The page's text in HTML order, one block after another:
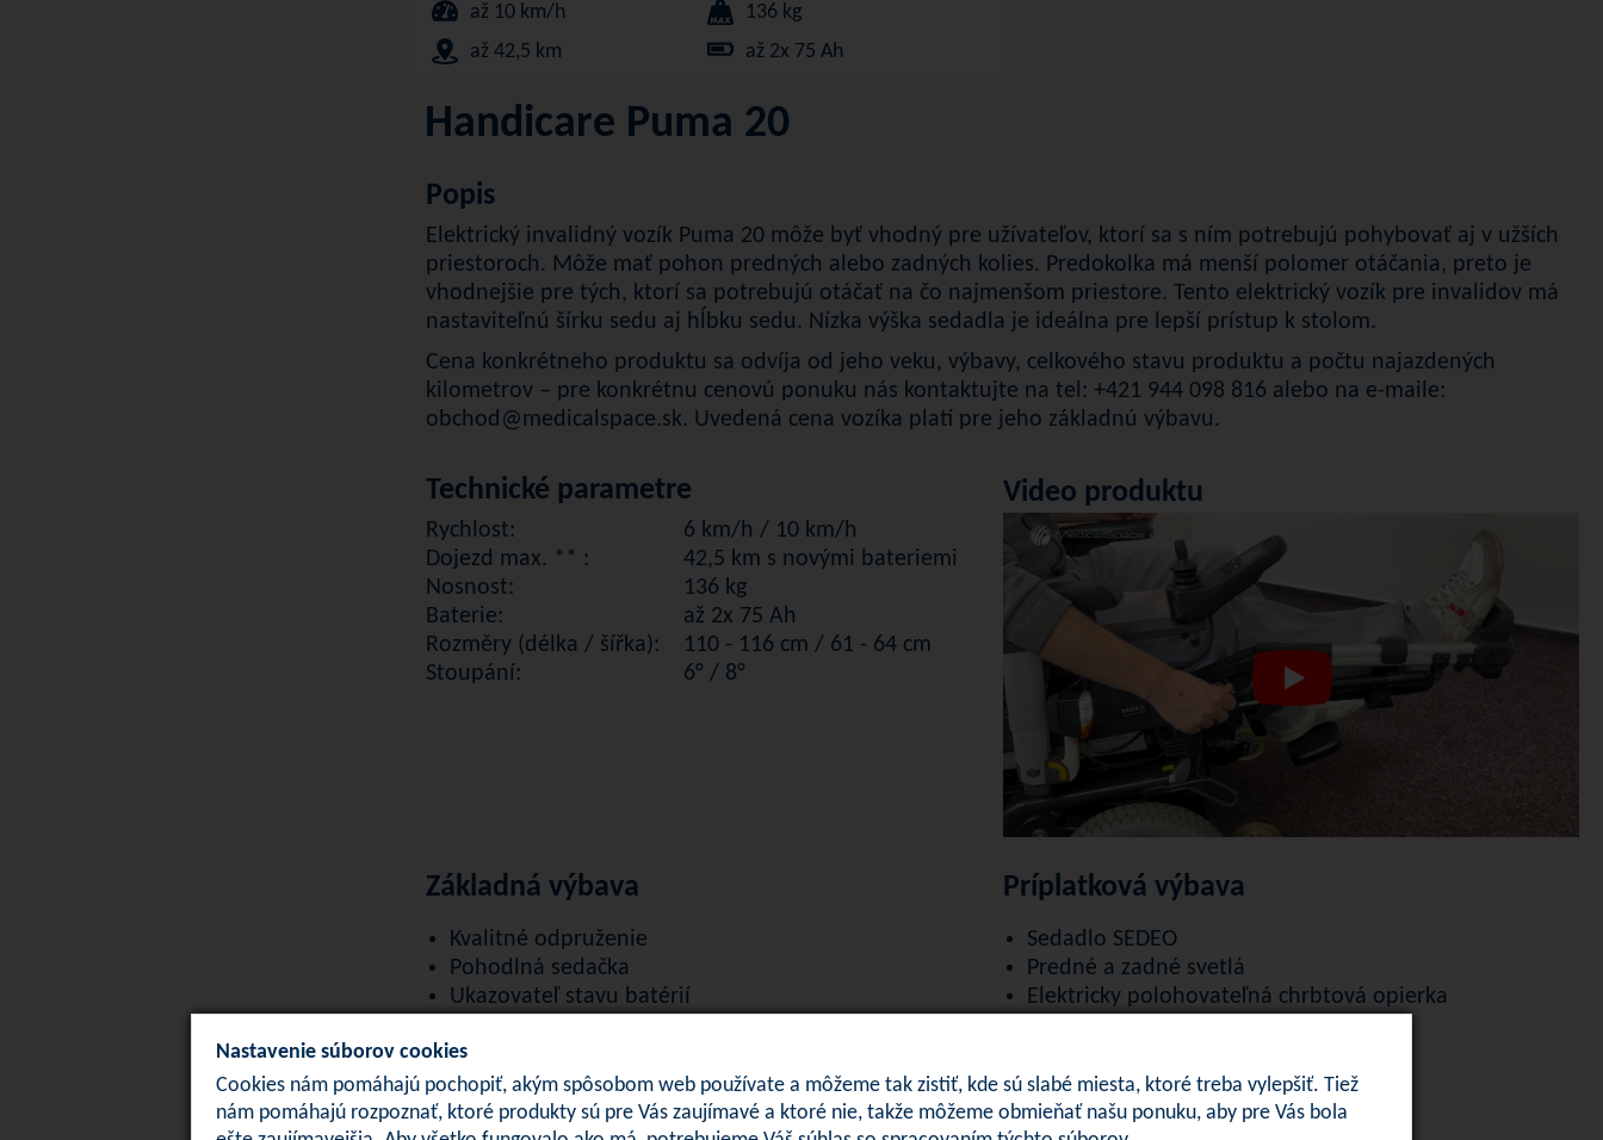
až 10 km/h
136 kg
až 42,5 km
až 2x 75 Ah
Handicare Puma 20
Popis
Elektrický invalidný vozík Puma 20 môže byť vhodný pre užívateľov, ktorí sa s ním potrebujú pohybovať aj v užších
priestoroch. Môže mať pohon predných alebo zadných kolies. Predokolka má menší polomer otáčania, preto je
vhodnejšie pre tých, ktorí sa potrebujú otáčať na čo najmenšom priestore. Tento elektrický vozík pre invalidov má
nastaviteľnú šírku sedu aj hĺbku sedu. Nízka výška sedadla je ideálna pre lepší prístup k stolom.
Cena konkrétneho produktu sa odvíja od jeho veku, výbavy, celkového stavu produktu a počtu najazdených
kilometrov – pre konkrétnu cenovú ponuku nás kontaktujte na tel: +421 944 098 816 alebo na e-maile:
obchod@medicalspace.sk. Uvedená cena vozíka platí pre jeho základnú výbavu.
Technické parametre
Rychlost:
6 km/h / 10 km/h
Dojezd max. ** :
42,5 km s novými bateriemi
Nosnost:
136 kg
Baterie:
až 2x 75 Ah
Rozměry (délka / šířka):
110 - 116 cm / 61 - 64 cm
Stoupání:
6° / 8°
Video produktu
Základná výbava
Kvalitné odpruženie
Pohodlná sedačka
Ukazovateľ stavu batérií
Nastaviteľná hĺbka sedu
Polohovateľná chrbtová opierka
Premerané batérie
Príplatková výbava
Sedadlo SEDEO
Predné a zadné svetlá
Elektricky polohovateľná chrbtová opierka
Smerové svetlá
Polohovanie uhla sedu
Nastavenie súborov cookies
Cookies nám pomáhajú pochopiť, akým spôsobom web používate a môžeme tak zistiť, kde sú slabé miesta, ktoré treba vylepšiť. Tiež
nám pomáhajú rozpoznať, ktoré produkty sú pre Vás zaujímavé a ktoré nie, takže môžeme obmieňať našu ponuku, aby pre Vás bola